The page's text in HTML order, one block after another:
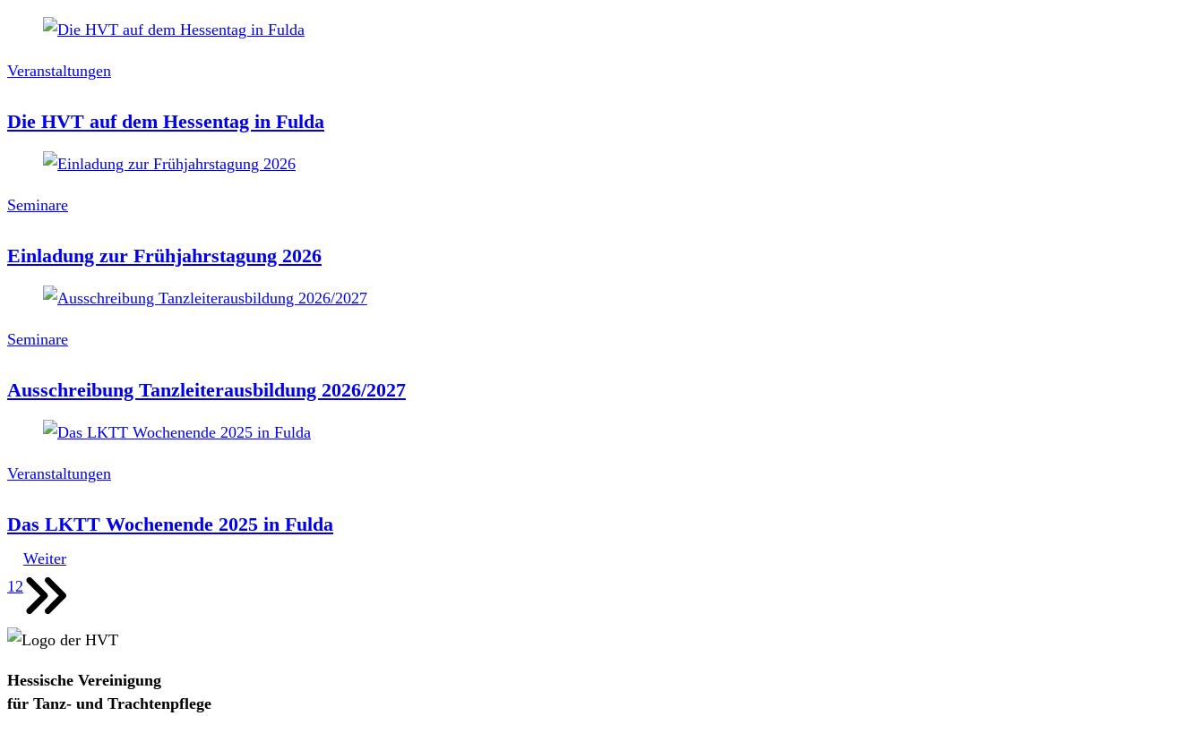
Veranstaltungen
Die HVT auf dem Hessentag in Fulda
Seminare
Einladung zur Frühjahrstagung 2026
Seminare
Ausschreibung Tanzleiterausbildung 2026/2027
Veranstaltungen
Das LKTT Wochenende 2025 in Fulda
12
Weiter
Hessische Vereinigung
für Tanz- und Trachtenpflege